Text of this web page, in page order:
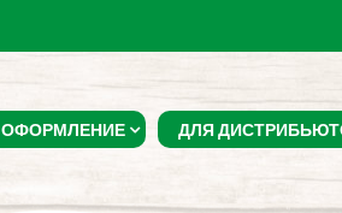
ОФОРМЛЕНИЕ ДЛЯ